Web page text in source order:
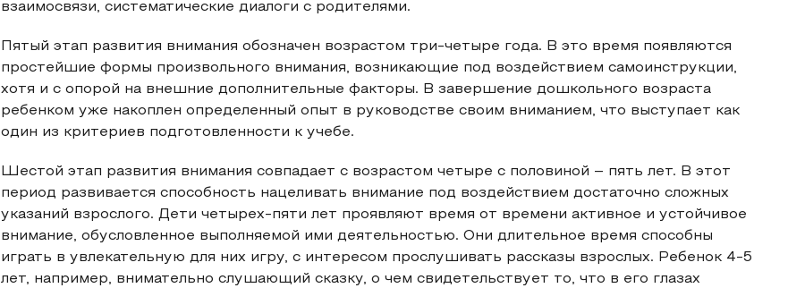
взаимосвязи, систематические диалоги с родителями.
Пятый этап развития внимания обозначен возрастом три-четыре года. В это время появляются
простейшие формы произвольного внимания, возникающие под воздействием самоинструкции,
хотя и с опорой на внешние дополнительные факторы. В завершение дошкольного возраста
ребенком уже накоплен определенный опыт в руководстве своим вниманием, что выступает как
один из критериев подготовленности к учебе.
Шестой этап развития внимания совпадает с возрастом четыре с половиной – пять лет. В этот
период развивается способность нацеливать внимание под воздействием достаточно сложных
указаний взрослого. Дети четырех-пяти лет проявляют время от времени активное и устойчивое
внимание, обусловленное выполняемой ими деятельностью. Они длительное время способны
играть в увлекательную для них игру, с интересом прослушивать рассказы взрослых. Ребенок 4-5
лет, например, внимательно слушающий сказку, о чем свидетельствует то, что в его глазах